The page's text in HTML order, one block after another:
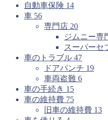
自動車保険 14
車 56
専門店 20
ジムニー専
スーパーセ
車のトラブル 47
ドアパンチ 19
車両盗難 6
車の手続き 15
車の維持費 75
旧車の維持費 13